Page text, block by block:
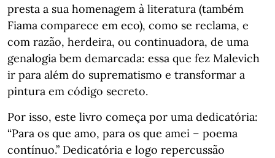
presta a sua homenagem à literatura (também
Fiama comparece em eco), como se reclama, e
com razão, herdeira, ou continuadora, de uma
genalogia bem demarcada: essa que fez Malevich
ir para além do suprematismo e transformar a
pintura em código secreto.
Por isso, este livro começa por uma dedicatória:
“Para os que amo, para os que amei – poema
contínuo.” Dedicatória e logo repercussão